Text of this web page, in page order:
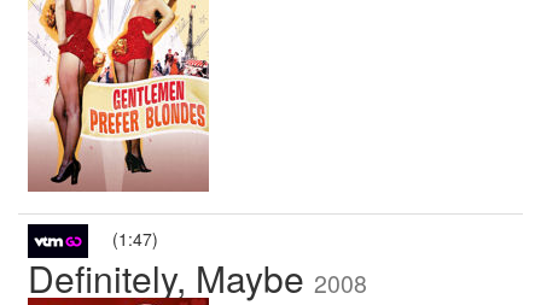
(1:47)
Definitely, Maybe 2008